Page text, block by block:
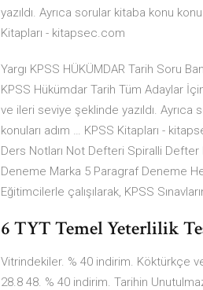
yazıldı. Ayrıca sorular kitaba konu
Kitapları - kitapsec.com
Yargı KPSS HÜKÜMDAR Tarih Soru
KPSS Hükümdar Tarih Tüm Adaylar
ve ileri seviye şeklinde yazıldı. Ayrıca
konuları adım … KPSS Kitapları -
Ders Notları Not Defteri Spiralli Defter
Deneme Marka 5 Paragraf Deneme
Eğitimcilerle çalışılarak, KPSS
6 TYT Temel Yeterlilik
Vitrindekiler. % 40 indirim. Köktürkçe
28.8 48. % 40 indirim. Tarihin